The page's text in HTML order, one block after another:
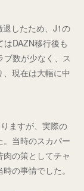
したため、J1の
DAZN移行後も
数が少なく、ス
現在は大幅に中
ますが、実際の
。当時のスカパー
の策としてチャ
の事情でした。